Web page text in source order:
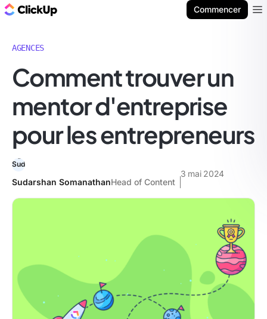
Commencer
AGENCES
Comment trouver un
mentor d'entreprise
pour les entrepreneurs
Sudarshan SomanathanHead of Content
3 mai 2024